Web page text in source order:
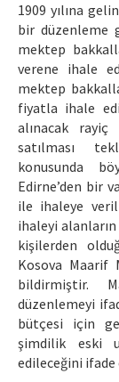
1909 yılına
bir düzenleme
mektep
verene ihale
mektep
fiyatla ihale
alınacak
satılması
konusunda
Edirne’den bir
ile ihaleye
ihaleyi
kişilerden
Kosova Maarif
bildirmiştir.
düzenlemeyi
bütçesi için
şimdilik eski
edileceğini